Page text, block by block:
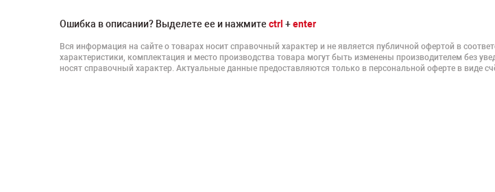
Ошибка в описании? Выделете ее и нажмите ctrl +enter
Вся информация на сайте о товарах носит справочный характер и не является публичной офертой в
характеристики, комплектация и место производства товара могут быть изменены производителем без
носят справочный характер. Актуальные данные предоставляются только в персональной оферте в виде